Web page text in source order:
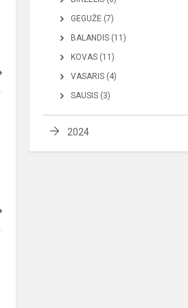
GEGUŽĖ (7)
BALANDIS (11)
KOVAS (11)
VASARIS (4)
SAUSIS (3)
2024